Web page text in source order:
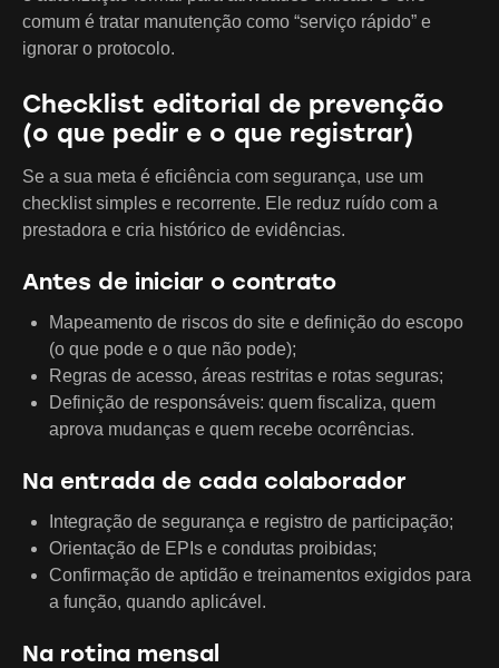
comum é tratar manutenção como “serviço rápido” e
ignorar o protocolo.
Checklist editorial de prevenção
(o que pedir e o que registrar)
Se a sua meta é eficiência com segurança, use um
checklist simples e recorrente. Ele reduz ruído com a
prestadora e cria histórico de evidências.
Antes de iniciar o contrato
Mapeamento de riscos do site e definição do escopo
(o que pode e o que não pode);
Regras de acesso, áreas restritas e rotas seguras;
Definição de responsáveis: quem fiscaliza, quem
aprova mudanças e quem recebe ocorrências.
Na entrada de cada colaborador
Integração de segurança e registro de participação;
Orientação de EPIs e condutas proibidas;
Confirmação de aptidão e treinamentos exigidos para
a função, quando aplicável.
Na rotina mensal